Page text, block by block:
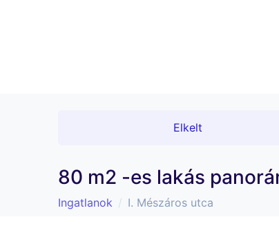
Elkelt
80 m2 -es lakás
Ingatlanok
I. Mészáros utca